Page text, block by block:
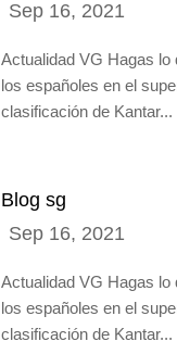
Actualidad VG Hagas
los españoles en el
clasificación de
Blog sg
Actualidad VG Hagas
los españoles en el
clasificación de